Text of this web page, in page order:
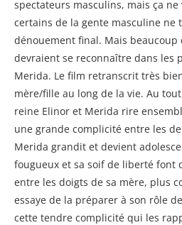
spectateurs masculins, mais ça
certains de la gente masculine ne
dénouement final. Mais beaucoup
devraient se reconnaître dans les
Merida. Le film retranscrit très
mère/fille au long de la vie. Au
reine Elinor et Merida rire
une grande complicité entre les
Merida grandit et devient
fougueux et sa soif de liberté font
entre les doigts de sa mère, plus
essaye de la préparer à son rôle
cette tendre complicité qui les